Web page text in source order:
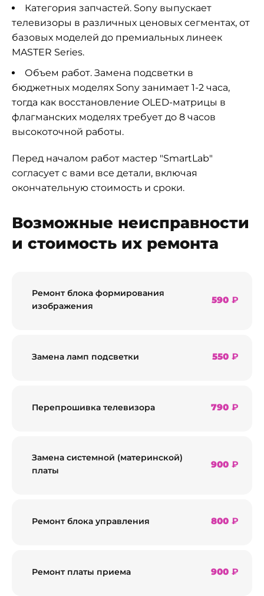
Категория запчастей. Sony выпускает
телевизоры в различных ценовых сегментах, от
базовых моделей до премиальных линеек
MASTER Series.
Объем работ. Замена подсветки в
бюджетных моделях Sony занимает 1-2 часа,
тогда как восстановление OLED-матрицы в
флагманских моделях требует до 8 часов
высокоточной работы.
Перед началом работ мастер "SmartLab"
согласует с вами все детали, включая
окончательную стоимость и сроки.
Возможные неисправности
и стоимость их ремонта
Ремонт блока формирования
изображения
590 ₽
Замена ламп подсветки 550 ₽
Перепрошивка телевизора 790 ₽
Замена системной (материнской)
платы
900 ₽
Ремонт блока управления 800 ₽
Ремонт платы приема 900 ₽